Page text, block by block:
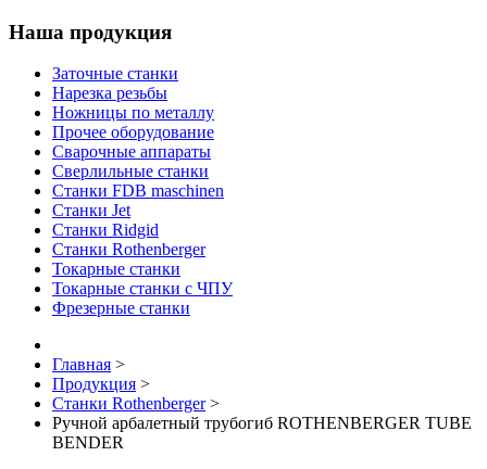
Наша продукция
Заточные станки
Нарезка резьбы
Ножницы по металлу
Прочее оборудование
Сварочные аппараты
Сверлильные станки
Станки FDB maschinen
Станки Jet
Станки Ridgid
Станки Rothenberger
Токарные станки
Токарные станки с ЧПУ
Фрезерные станки
Главная >
Продукция >
Станки Rothenberger >
Ручной арбалетный трубогиб ROTHENBERGER TUBE
BENDER